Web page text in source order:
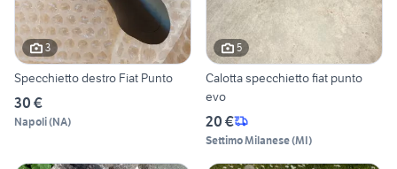
3
Specchietto destro Fiat Punto
30 €
Napoli(NA)
5
Calotta specchietto fiat punto
evo
20 €
Settimo Milanese(MI)